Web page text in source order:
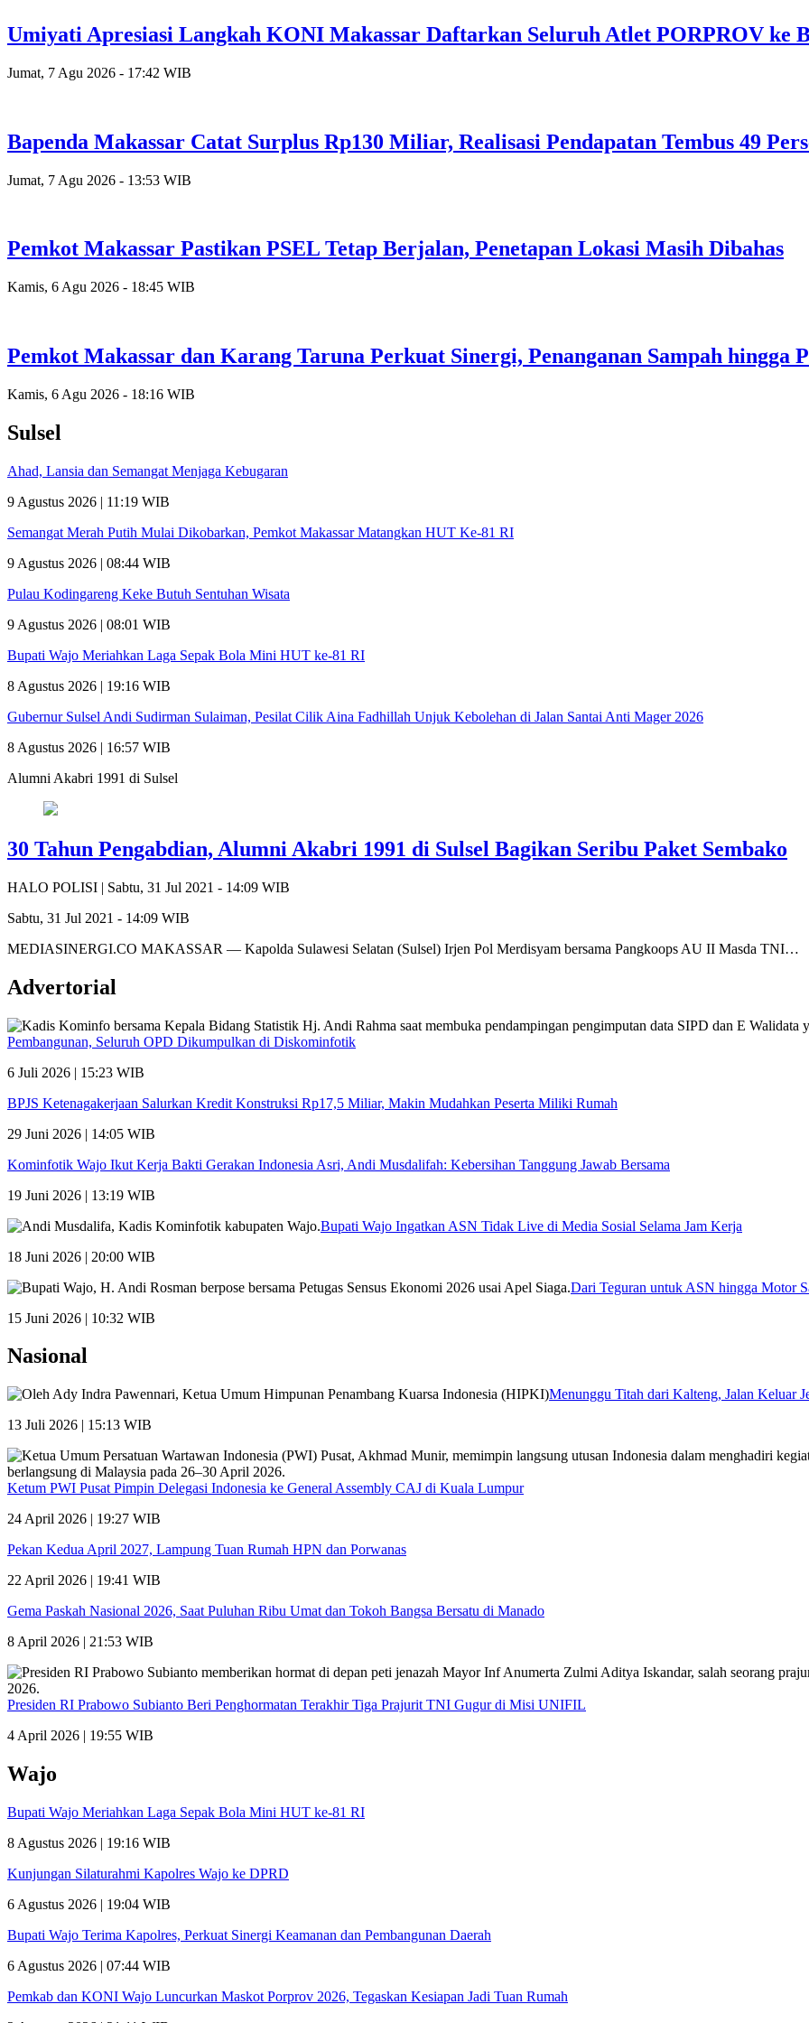
Umiyati Apresiasi Langkah KONI Makassar Daftarkan Seluruh Atlet PORPROV ke
Jumat, 7 Agu 2026 - 17:42 WIB
Bapenda Makassar Catat Surplus Rp130 Miliar, Realisasi Pendapatan Tembus 49
Jumat, 7 Agu 2026 - 13:53 WIB
Pemkot Makassar Pastikan PSEL Tetap Berjalan, Penetapan Lokasi Masih Dibahas
Kamis, 6 Agu 2026 - 18:45 WIB
Pemkot Makassar dan Karang Taruna Perkuat Sinergi, Penanganan Sampah hingga
Kamis, 6 Agu 2026 - 18:16 WIB
Sulsel
Ahad, Lansia dan Semangat Menjaga Kebugaran
9 Agustus 2026 | 11:19 WIB
Semangat Merah Putih Mulai Dikobarkan, Pemkot Makassar Matangkan HUT Ke-81 RI
9 Agustus 2026 | 08:44 WIB
Pulau Kodingareng Keke Butuh Sentuhan Wisata
9 Agustus 2026 | 08:01 WIB
Bupati Wajo Meriahkan Laga Sepak Bola Mini HUT ke-81 RI
8 Agustus 2026 | 19:16 WIB
Gubernur Sulsel Andi Sudirman Sulaiman, Pesilat Cilik Aina Fadhillah Unjuk Kebolehan di Jalan Santai Anti Mager 2026
8 Agustus 2026 | 16:57 WIB
Alumni Akabri 1991 di Sulsel
30 Tahun Pengabdian, Alumni Akabri 1991 di Sulsel Bagikan Seribu Paket Sembako
HALO POLISI | Sabtu, 31 Jul 2021 - 14:09 WIB
Sabtu, 31 Jul 2021 - 14:09 WIB
MEDIASINERGI.CO MAKASSAR — Kapolda Sulawesi Selatan (Sulsel) Irjen Pol Merdisyam bersama Pangkoops AU II Masda TNI…
Advertorial
Pembangunan, Seluruh OPD Dikumpulkan di Diskominfotik
6 Juli 2026 | 15:23 WIB
BPJS Ketenagakerjaan Salurkan Kredit Konstruksi Rp17,5 Miliar, Makin Mudahkan Peserta Miliki Rumah
29 Juni 2026 | 14:05 WIB
Kominfotik Wajo Ikut Kerja Bakti Gerakan Indonesia Asri, Andi Musdalifah: Kebersihan Tanggung Jawab Bersama
19 Juni 2026 | 13:19 WIB
Bupati Wajo Ingatkan ASN Tidak Live di Media Sosial Selama Jam Kerja
18 Juni 2026 | 20:00 WIB
Dari Teguran untuk ASN hingga Motor
15 Juni 2026 | 10:32 WIB
Nasional
Menunggu Titah dari Kalteng, Jalan Keluar
13 Juli 2026 | 15:13 WIB
Ketum PWI Pusat Pimpin Delegasi Indonesia ke General Assembly CAJ di Kuala Lumpur
24 April 2026 | 19:27 WIB
Pekan Kedua April 2027, Lampung Tuan Rumah HPN dan Porwanas
22 April 2026 | 19:41 WIB
Gema Paskah Nasional 2026, Saat Puluhan Ribu Umat dan Tokoh Bangsa Bersatu di Manado
8 April 2026 | 21:53 WIB
Presiden RI Prabowo Subianto Beri Penghormatan Terakhir Tiga Prajurit TNI Gugur di Misi UNIFIL
4 April 2026 | 19:55 WIB
Wajo
Bupati Wajo Meriahkan Laga Sepak Bola Mini HUT ke-81 RI
8 Agustus 2026 | 19:16 WIB
Kunjungan Silaturahmi Kapolres Wajo ke DPRD
6 Agustus 2026 | 19:04 WIB
Bupati Wajo Terima Kapolres, Perkuat Sinergi Keamanan dan Pembangunan Daerah
6 Agustus 2026 | 07:44 WIB
Pemkab dan KONI Wajo Luncurkan Maskot Porprov 2026, Tegaskan Kesiapan Jadi Tuan Rumah